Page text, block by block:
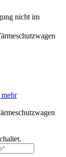
nicht im
mehr